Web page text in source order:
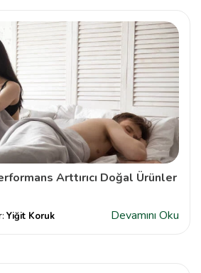
Arttırıcı Doğal Ürünler
Yiğit Koruk Devamını Oku